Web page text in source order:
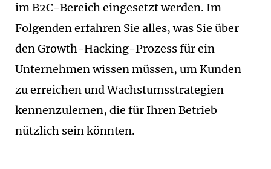
im B2C-Bereich eingesetzt werden. Im
Folgenden erfahren Sie alles, was Sie über
den Growth-Hacking-Prozess für ein
Unternehmen wissen müssen, um Kunden
zu erreichen und Wachstumsstrategien
kennenzulernen, die für Ihren Betrieb
nützlich sein könnten.